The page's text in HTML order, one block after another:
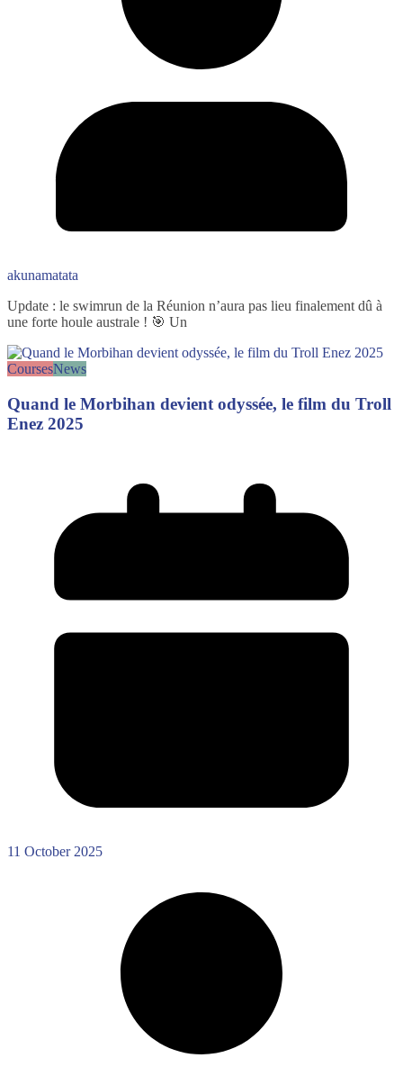
akunamatata
Update : le swimrun de la Réunion n’aura pas lieu finalement dû à
une forte houle australe ! 🎯 Un
CoursesNews
Quand le Morbihan devient odyssée, le film du Troll
Enez 2025
11 October 2025